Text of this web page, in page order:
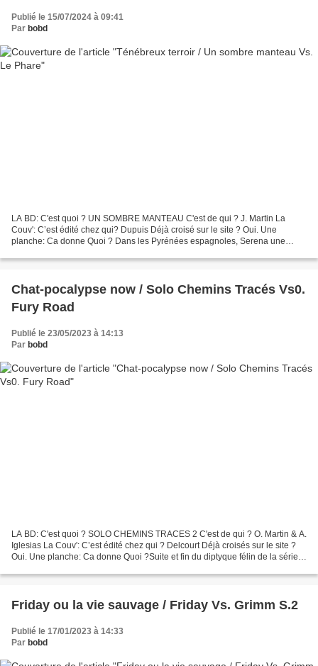
Publié le 15/07/2024 à 09:41
Par bobd
LA BD: C'est quoi ? UN SOMBRE MANTEAU C'est de qui ? J. Martin La
Couv': C’est édité chez qui? Dupuis Déjà croisé sur le site ? Oui. Une
planche: Ca donne Quoi ? Dans les Pyrénées espagnoles, Serena une
Chat-pocalypse now / Solo Chemins Tracés Vs0.
Fury Road
Publié le 23/05/2023 à 14:13
Par bobd
LA BD: C'est quoi ? SOLO CHEMINS TRACES 2 C'est de qui ? O. Martin & A.
Iglesias La Couv': C’est édité chez qui ? Delcourt Déjà croisés sur le site ?
Oui. Une planche: Ca donne Quoi ?Suite et fin du diptyque félin de la série
Friday ou la vie sauvage / Friday Vs. Grimm S.2
Publié le 17/01/2023 à 14:33
Par bobd